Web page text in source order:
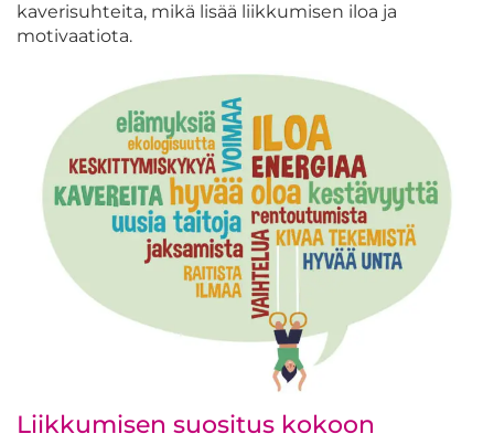
kaverisuhteita, mikä lisää liikkumisen iloa ja
motivaatiota.
Liikkumisen suositus kokoon